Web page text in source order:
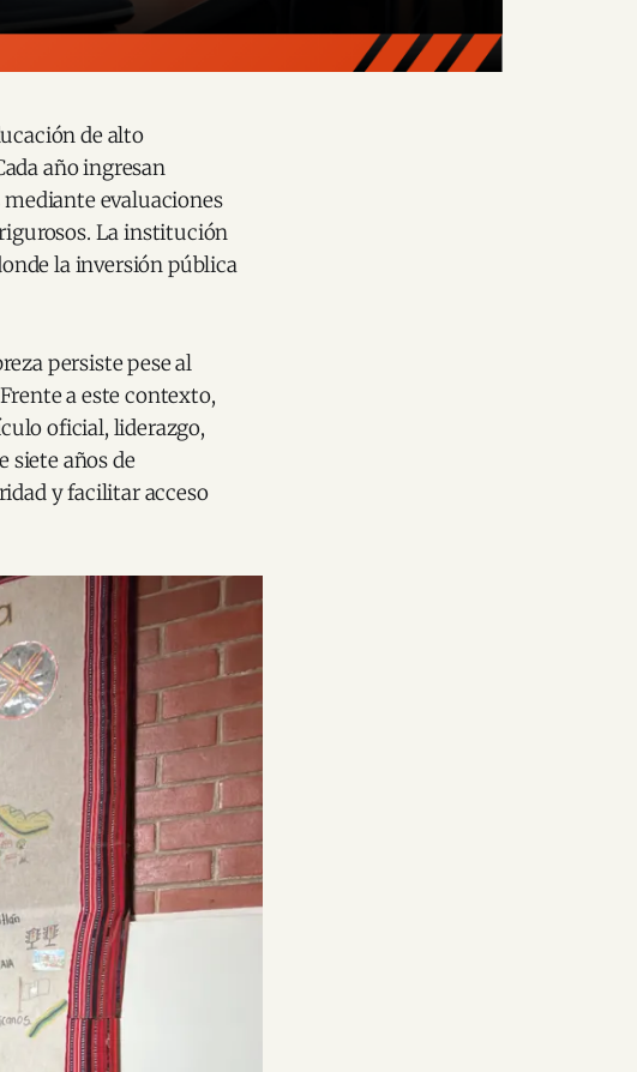
de alto
año ingresan
evaluaciones
La institución
la inversión pública
persiste pese al
a este contexto,
oficial, liderazgo,
años de
y facilitar acceso